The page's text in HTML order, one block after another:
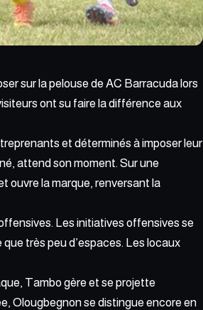
surla pelouse de AC Barracudalors
ont su faire la différence aux
et déterminés à imposer leur
attend son moment. Sur une
ouvre la marque, renversant la
Les initiatives offensives se
très peu d’espaces. Les locaux
Tambo gère et se projette
Olougbegnonse distingue encore en